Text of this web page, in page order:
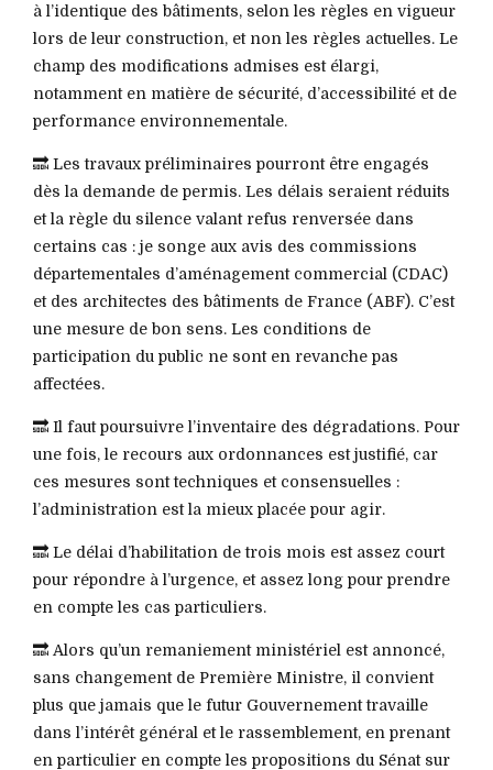
à l’identique des bâtiments, selon les règles en vigueur
lors de leur construction, et non les règles actuelles. Le
champ des modifications admises est élargi,
notamment en matière de sécurité, d’accessibilité et de
performance environnementale.
🔜 Les travaux préliminaires pourront être engagés
dès la demande de permis. Les délais seraient réduits
et la règle du silence valant refus renversée dans
certains cas : je songe aux avis des commissions
départementales d’aménagement commercial (CDAC)
et des architectes des bâtiments de France (ABF). C’est
une mesure de bon sens. Les conditions de
participation du public ne sont en revanche pas
affectées.
🔜 Il faut poursuivre l’inventaire des dégradations. Pour
une fois, le recours aux ordonnances est justifié, car
ces mesures sont techniques et consensuelles :
l’administration est la mieux placée pour agir.
🔜 Le délai d’habilitation de trois mois est assez court
pour répondre à l’urgence, et assez long pour prendre
en compte les cas particuliers.
🔜 Alors qu’un remaniement ministériel est annoncé,
sans changement de Première Ministre, il convient
plus que jamais que le futur Gouvernement travaille
dans l’intérêt général et le rassemblement, en prenant
en particulier en compte les propositions du Sénat sur